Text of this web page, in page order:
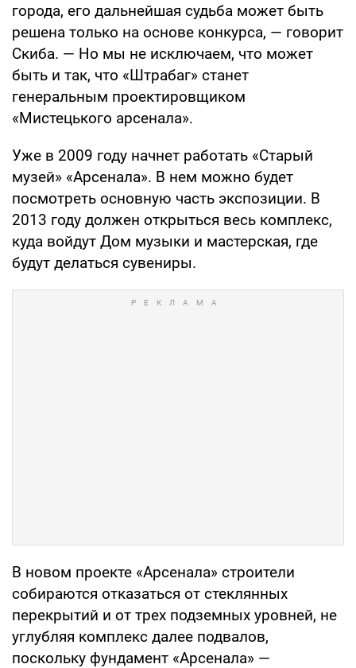
города, его дальнейшая судьба может быть
решена только на основе конкурса, — говорит
Скиба. — Но мы не исключаем, что может
быть и так, что «Штрабаг» станет
генеральным проектировщиком
«Мистецького арсенала».
Уже в 2009 году начнет работать «Старый
музей» «Арсенала». В нем можно будет
посмотреть основную часть экспозиции. В
2013 году должен открыться весь комплекс,
куда войдут Дом музыки и мастерская, где
будут делаться сувениры.
В новом проекте «Арсенала» строители
собираются отказаться от стеклянных
перекрытий и от трех подземных уровней, не
углубляя комплекс далее подвалов,
поскольку фундамент «Арсенала» —